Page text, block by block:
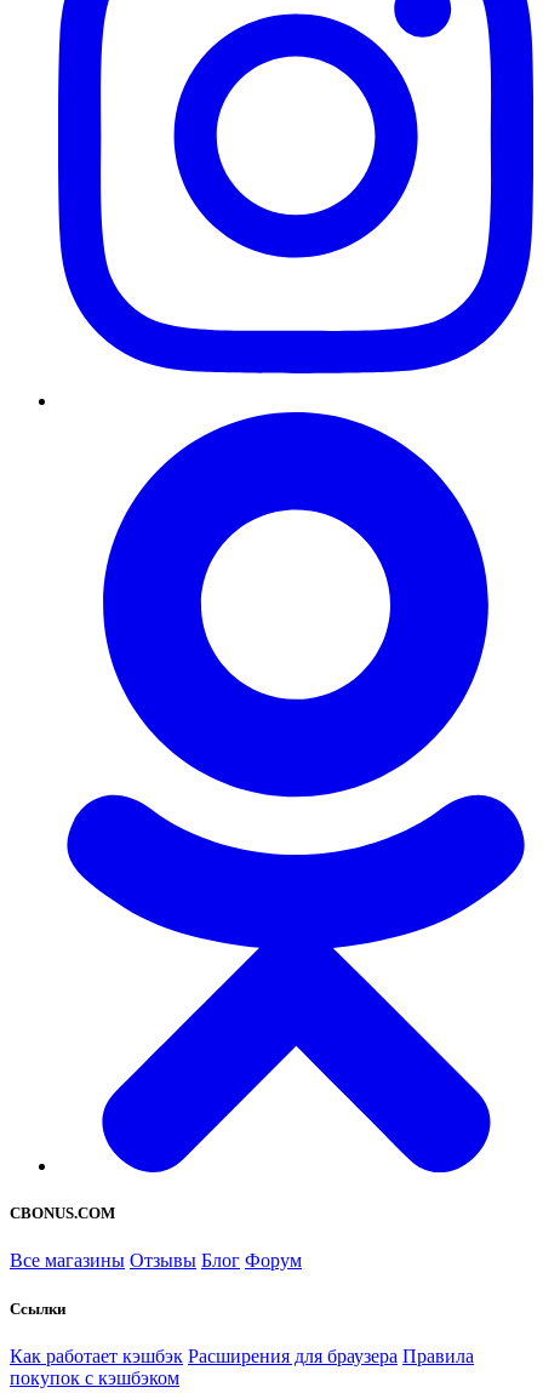
CBONUS.COM
Все магазины Отзывы Блог Форум
Ссылки
Как работает кэшбэк Расширения для браузера Правила
покупок с кэшбэком